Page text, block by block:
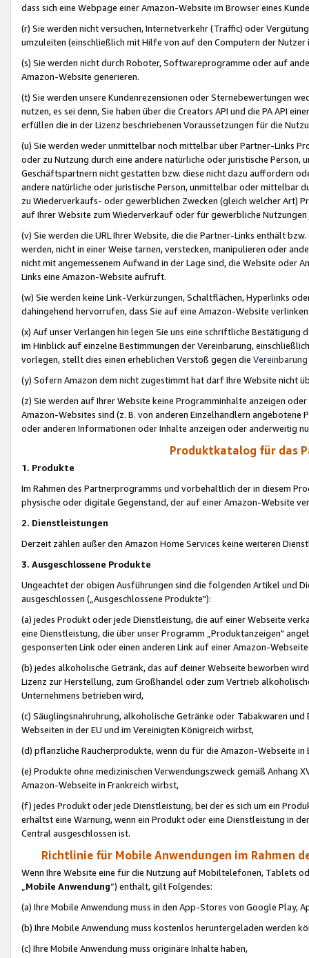
dass sich eine Webpage einer Amazon-Website im Browser eines
(r) Sie werden nicht versuchen, Internetverkehr (Traffic) oder
umzuleiten (einschließlich mit Hilfe von auf den Computern der
(s) Sie werden nicht durch Roboter, Softwareprogramme oder auf
Amazon-Website generieren.
(t) Sie werden unsere Kundenrezensionen oder Sternebewertungen
nutzen, es sei denn, Sie haben über die Creators API und die PA API
erfüllen die in der Lizenz beschriebenen Voraussetzungen für die
(u) Sie werden weder unmittelbar noch mittelbar über Partner-Links
oder zu Nutzung durch eine andere natürliche oder juristische
Geschäftspartnern nicht gestatten bzw. diese nicht dazu auffordern
andere natürliche oder juristische Person, unmittelbar oder mittelbar
zu Wiederverkaufs- oder gewerblichen Zwecken (gleich welcher Art)
auf Ihrer Website zum Wiederverkauf oder für gewerbliche
(v) Sie werden die URL Ihrer Website, die die Partner-Links enthält
werden, nicht in einer Weise tarnen, verstecken, manipulieren oder
nicht mit angemessenem Aufwand in der Lage sind, die Website oder
Links eine Amazon-Website aufruft.
(w) Sie werden keine Link-Verkürzungen, Schaltflächen, Hyperlinks
dahingehend hervorrufen, dass Sie auf eine Amazon-Website
(x) Auf unser Verlangen hin legen Sie uns eine schriftliche
im Hinblick auf einzelne Bestimmungen der Vereinbarung,
vorlegen, stellt dies einen erheblichen Verstoß gegen die Vereinbarung
(y) Sofern Amazon dem nicht zugestimmt hat darf Ihre Website nicht
(z) Sie werden auf Ihrer Website keine Programminhalte anzeigen
Amazon-Websites sind (z. B. von anderen Einzelhändlern
oder anderen Informationen oder Inhalte anzeigen oder anderweitig
Produktkatalog für das
1. Produkte
Im Rahmen des Partnerprogramms und vorbehaltlich der in diesem
physische oder digitale Gegenstand, der auf einer Amazon-Website
2. Dienstleistungen
Derzeit zählen außer den Amazon Home Services keine weiteren
3. Ausgeschlossene Produkte
Ungeachtet der obigen Ausführungen sind die folgenden Artikel und
ausgeschlossen („Ausgeschlossene Produkte"):
(a) jedes Produkt oder jede Dienstleistung, die auf einer Webseite
eine Dienstleistung, die über unser Programm „Produktanzeigen"
gesponserten Link oder einen anderen Link auf einer Amazon-
(b) jedes alkoholische Getränk, das auf deiner Webseite beworben
Lizenz zur Herstellung, zum Großhandel oder zum Vertrieb
Unternehmens betrieben wird,
(c) Säuglingsnahruhrung, alkoholische Getränke oder Tabakwaren
Webseiten in der EU und im Vereinigten Königreich wirbst,
(d) pflanzliche Raucherprodukte, wenn du für die Amazon-Webseite in
(e) Produkte ohne medizinischen Verwendungszweck gemäß Anhang
Amazon-Webseite in Frankreich wirbst,
(f) jedes Produkt oder jede Dienstleistung, bei der es sich um ein
erhältst eine Warnung, wenn ein Produkt oder eine Dienstleistung in
Central ausgeschlossen ist.
Richtlinie für Mobile Anwendungen im Rahmen
Wenn Ihre Website eine für die Nutzung auf Mobiltelefonen, Tablets
„Mobile Anwendung“) enthält, gilt Folgendes:
(a) Ihre Mobile Anwendung muss in den App-Stores von Google Play,
(b) Ihre Mobile Anwendung muss kostenlos heruntergeladen werden
(c) Ihre Mobile Anwendung muss originäre Inhalte haben,